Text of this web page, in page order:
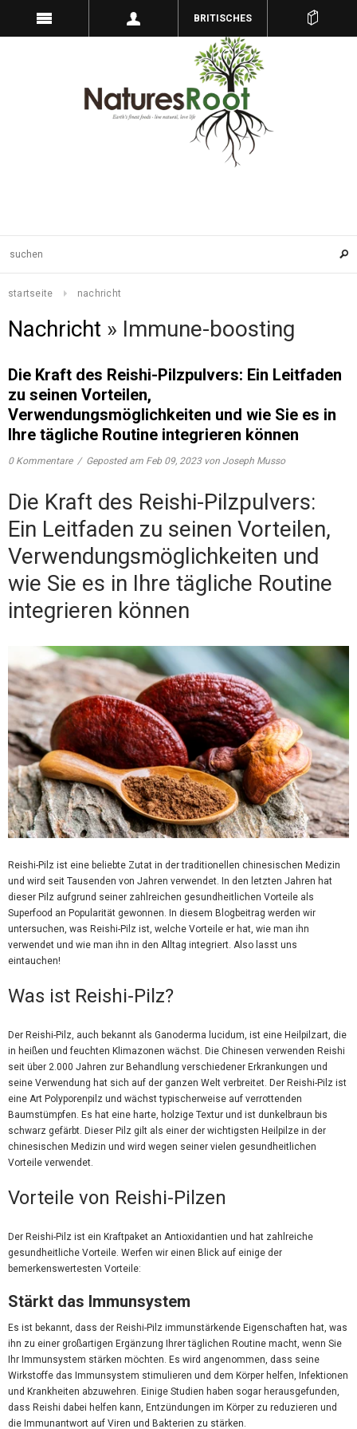
BRITISCHES
PFUND
startseite nachricht
Nachricht » Immune-boosting
Die Kraft des Reishi-Pilzpulvers: Ein Leitfaden
zu seinen Vorteilen,
Verwendungsmöglichkeiten und wie Sie es in
Ihre tägliche Routine integrieren können
0 Kommentare / Geposted am Feb 09, 2023von Joseph Musso
Die Kraft des Reishi-Pilzpulvers:
Ein Leitfaden zu seinen Vorteilen,
Verwendungsmöglichkeiten und
wie Sie es in Ihre tägliche Routine
integrieren können
Reishi-Pilz ist eine beliebte Zutat in der traditionellen chinesischen Medizin
und wird seit Tausenden von Jahren verwendet. In den letzten Jahren hat
dieser Pilz aufgrund seiner zahlreichen gesundheitlichen Vorteile als
Superfood an Popularität gewonnen. In diesem Blogbeitrag werden wir
untersuchen, was Reishi-Pilz ist, welche Vorteile er hat, wie man ihn
verwendet und wie man ihn in den Alltag integriert. Also lasst uns
eintauchen!
Was ist Reishi-Pilz?
Der Reishi-Pilz, auch bekannt als Ganoderma lucidum, ist eine Heilpilzart, die
in heißen und feuchten Klimazonen wächst. Die Chinesen verwenden Reishi
seit über 2.000 Jahren zur Behandlung verschiedener Erkrankungen und
seine Verwendung hat sich auf der ganzen Welt verbreitet. Der Reishi-Pilz ist
eine Art Polyporenpilz und wächst typischerweise auf verrottenden
Baumstümpfen. Es hat eine harte, holzige Textur und ist dunkelbraun bis
schwarz gefärbt. Dieser Pilz gilt als einer der wichtigsten Heilpilze in der
chinesischen Medizin und wird wegen seiner vielen gesundheitlichen
Vorteile verwendet.
Vorteile von Reishi-Pilzen
Der Reishi-Pilz ist ein Kraftpaket an Antioxidantien und hat zahlreiche
gesundheitliche Vorteile. Werfen wir einen Blick auf einige der
bemerkenswertesten Vorteile:
Stärkt das Immunsystem
Es ist bekannt, dass der Reishi-Pilz immunstärkende Eigenschaften hat, was
ihn zu einer großartigen Ergänzung Ihrer täglichen Routine macht, wenn Sie
Ihr Immunsystem stärken möchten. Es wird angenommen, dass seine
Wirkstoffe das Immunsystem stimulieren und dem Körper helfen, Infektionen
und Krankheiten abzuwehren. Einige Studien haben sogar herausgefunden,
dass Reishi dabei helfen kann, Entzündungen im Körper zu reduzieren und
die Immunantwort auf Viren und Bakterien zu stärken.